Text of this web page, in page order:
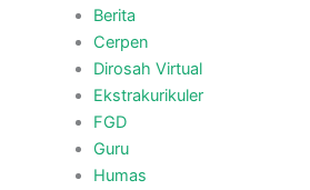
Berita
Cerpen
Dirosah Virtual
Ekstrakurikuler
FGD
Guru
Humas